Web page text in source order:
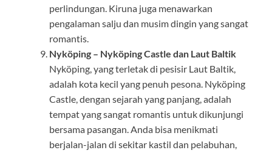
perlindungan. Kiruna juga menawarkan
pengalaman salju dan musim dingin yang sangat
romantis.
Nyköping – Nyköping Castle dan Laut Baltik
Nyköping, yang terletak di pesisir Laut Baltik,
adalah kota kecil yang penuh pesona. Nyköping
Castle, dengan sejarah yang panjang, adalah
tempat yang sangat romantis untuk dikunjungi
bersama pasangan. Anda bisa menikmati
berjalan-jalan di sekitar kastil dan pelabuhan,